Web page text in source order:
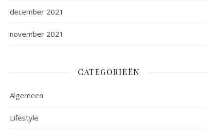
december 2021
november 2021
CATEGORIEËN
Algemeen
Lifestyle